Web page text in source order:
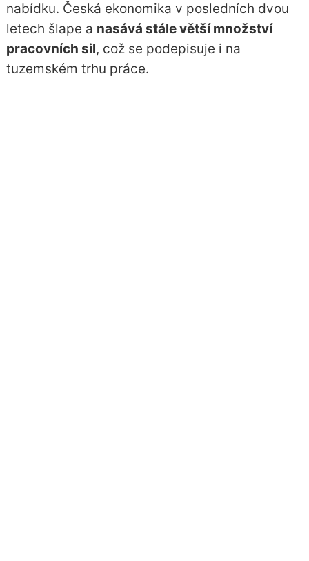
nabídku. Česká ekonomika v posledních dvou
letech šlape a nasává stále větší množství
pracovních sil, což se podepisuje i na
tuzemském trhu práce.